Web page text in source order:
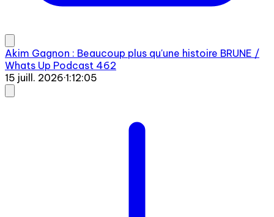
Akim Gagnon : Beaucoup plus qu'une histoire BRUNE /
Whats Up Podcast 462
15 juill. 2026·1:12:05